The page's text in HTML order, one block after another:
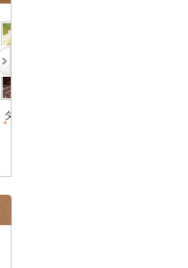
タイ風つけカレーうどん